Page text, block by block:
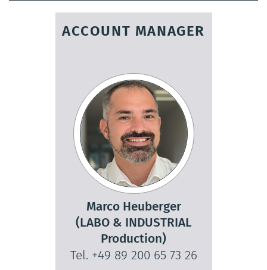
ACCOUNT MANAGER
Marco Heuberger
(LABO & INDUSTRIAL
Production)
Tel. +49 89 200 65 73 26